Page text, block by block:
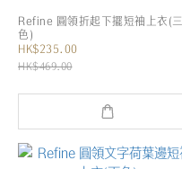
Refine 圓領折起下擺短袖上衣(三
色)
HK$235.00
HK$469.00